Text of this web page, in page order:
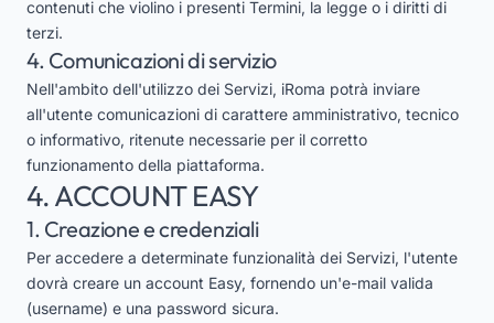
contenuti che violino i presenti Termini, la legge o i diritti di
terzi.
4. Comunicazioni di servizio
Nell'ambito dell'utilizzo dei Servizi, iRoma potrà inviare
all'utente comunicazioni di carattere amministrativo, tecnico
o informativo, ritenute necessarie per il corretto
funzionamento della piattaforma.
4. ACCOUNT EASY
1. Creazione e credenziali
Per accedere a determinate funzionalità dei Servizi, l'utente
dovrà creare un account Easy, fornendo un'e-mail valida
(username) e una password sicura.